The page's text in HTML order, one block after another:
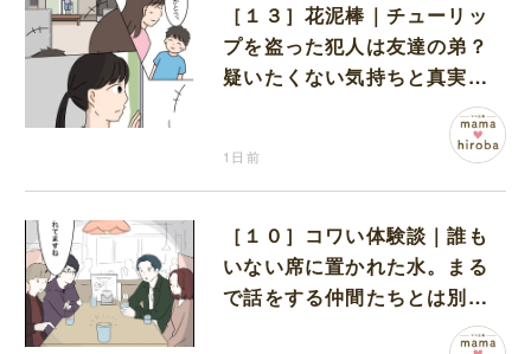
［１３］花泥棒｜チューリッ
プを盗った犯人は友達の弟？
疑いたくない気持ちと真実の
1日前
［１０］コワい体験談｜誰も
いない席に置かれた水。まる
で話をする仲間たちとは別に